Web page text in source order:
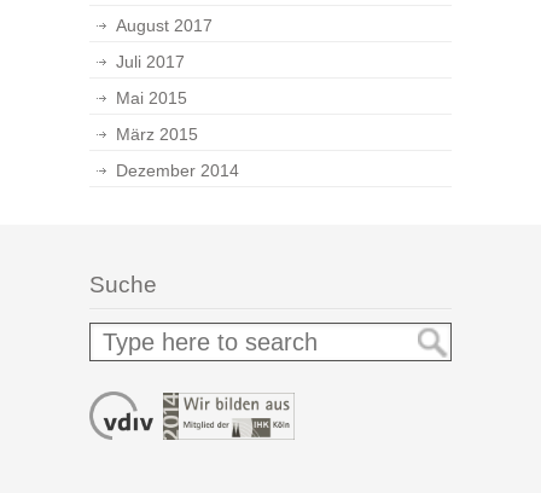
August 2017
Juli 2017
Mai 2015
März 2015
Dezember 2014
Suche